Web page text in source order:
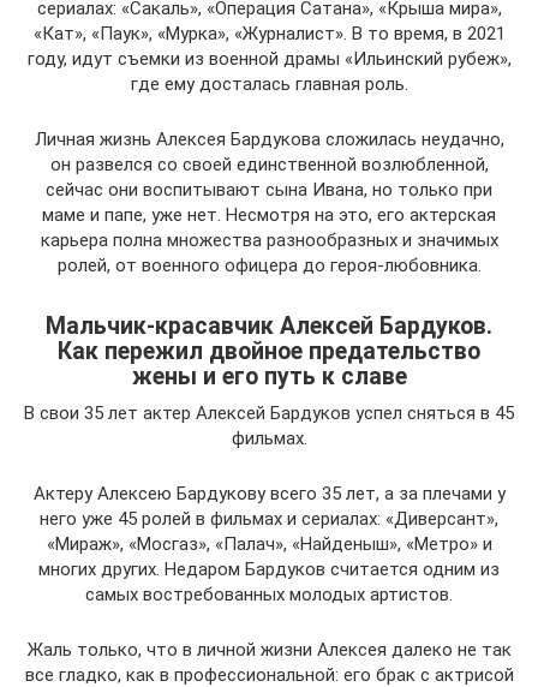
сериалах: «Сакаль», «Операция Сатана», «Крыша мира»,
«Кат», «Паук», «Мурка», «Журналист». В то время, в 2021
году, идут съемки из военной драмы «Ильинский рубеж»,
где ему досталась главная роль.
Личная жизнь Алексея Бардукова сложилась неудачно,
он развелся со своей единственной возлюбленной,
сейчас они воспитывают сына Ивана, но только при
маме и папе, уже нет. Несмотря на это, его актерская
карьера полна множества разнообразных и значимых
ролей, от военного офицера до героя-любовника.
Мальчик-красавчик Алексей Бардуков.
Как пережил двойное предательство
жены и его путь к славе
В свои 35 лет актер Алексей Бардуков успел сняться в 45
фильмах.
Актеру Алексею Бардукову всего 35 лет, а за плечами у
него уже 45 ролей в фильмах и сериалах: «Диверсант»,
«Мираж», «Мосгаз», «Палач», «Найденыш», «Метро» и
многих других. Недаром Бардуков считается одним из
самых востребованных молодых артистов.
Жаль только, что в личной жизни Алексея далеко не так
все гладко, как в профессиональной: его брак с актрисой